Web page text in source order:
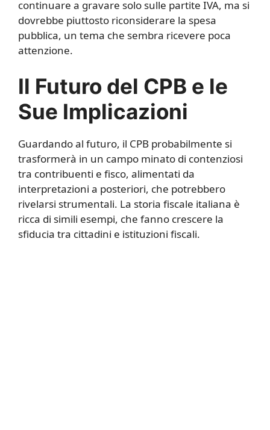
continuare a gravare solo sulle partite IVA, ma si
dovrebbe piuttosto riconsiderare la spesa
pubblica, un tema che sembra ricevere poca
attenzione.
Il Futuro del CPB e le
Sue Implicazioni
Guardando al futuro, il CPB probabilmente si
trasformerà in un campo minato di contenziosi
tra contribuenti e fisco, alimentati da
interpretazioni a posteriori, che potrebbero
rivelarsi strumentali. La storia fiscale italiana è
ricca di simili esempi, che fanno crescere la
sfiducia tra cittadini e istituzioni fiscali.